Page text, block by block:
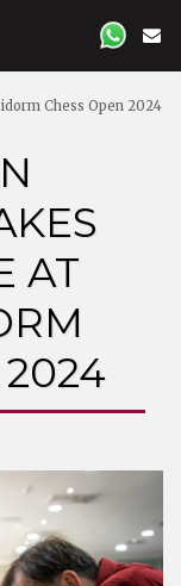
Chess Open 2024
AT
2024